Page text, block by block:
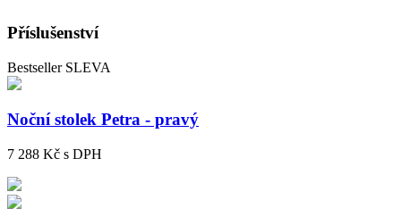
Příslušenství
Bestseller SLEVA
Noční stolek Petra - pravý
7 288 Kč s DPH